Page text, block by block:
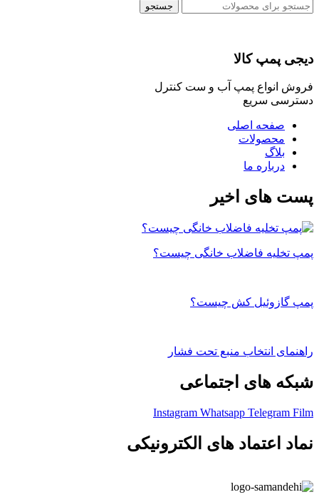
جستجو
دیجی پمپ کالا
فروش انواع پمپ آب و ست کنترل
دسترسی سریع
صفحه اصلی
محصولات
بلاگ
درباره ما
پست های اخیر
پمپ تخلیه فاضلاب خانگی چیست؟
پمپ گازوئیل کش چیست؟
راهنمای انتخاب منبع تحت فشار
شبکه های اجتماعی
Instagram Whatsapp Telegram Film
نماد اعتماد های الکترونیکی